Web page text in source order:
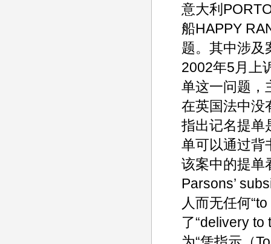
意大利
船HAPPY
题。其中涉及
2002年5月上
单这一问题，
在英国法中没
指出记名提单
单可以通过背
该案中的提单
Parsons’
人而无任何
了“delivery